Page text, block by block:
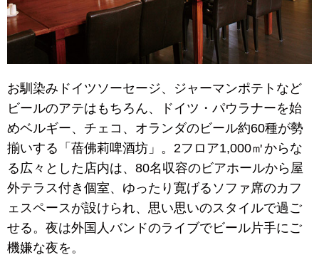
お馴染みドイツソーセージ、ジャーマンポテトなど
ビールのアテはもちろん、ドイツ・パウラナーを始
めベルギー、チェコ、オランダのビール約60種が勢
揃いする「蓓佛莉啤酒坊」。2フロア1,000㎡からな
る広々とした店内は、80名収容のビアホールから屋
外テラス付き個室、ゆったり寛げるソファ席のカフ
ェスペースが設けられ、思い思いのスタイルで過ご
せる。夜は外国人バンドのライブでビール片手にご
機嫌な夜を。